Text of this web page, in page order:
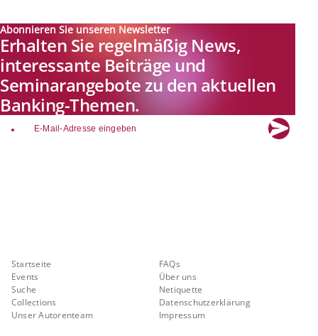
Abonnieren Sie unseren Newsletter
Erhalten Sie regelmäßig News,
interessante Beiträge und
Seminarangebote zu den aktuellen
Banking-Themen.
email
Startseite
Events
Suche
Collections
Unser Autorenteam
FAQs
Über uns
Netiquette
Datenschutzerklärung
Impressum